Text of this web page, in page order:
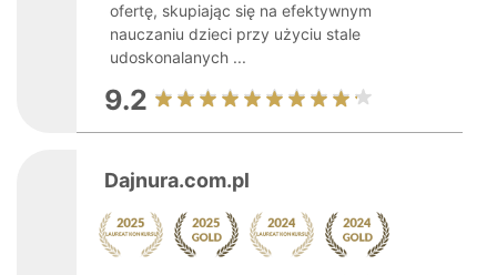
ofertę, skupiając się na efektywnym
nauczaniu dzieci przy użyciu stale
udoskonalanych ...
9.2
Dajnura.com.pl